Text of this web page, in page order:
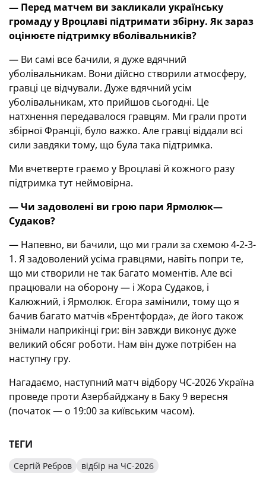
— Перед матчем ви закликали українську
громаду у Вроцлаві підтримати збірну. Як зараз
оцінюєте підтримку вболівальників?
— Ви самі все бачили, я дуже вдячний
уболівальникам. Вони дійсно створили атмосферу,
гравці це відчували. Дуже вдячний усім
уболівальникам, хто прийшов сьогодні. Це
натхнення передавалося гравцям. Ми грали проти
збірної Франції, було важко. Але гравці віддали всі
сили завдяки тому, що була така підтримка.
Ми вчетверте граємо у Вроцлаві й кожного разу
підтримка тут неймовірна.
— Чи задоволені ви грою пари Ярмолюк—
Судаков?
— Напевно, ви бачили, що ми грали за схемою 4-2-3-
1. Я задоволений усіма гравцями, навіть попри те,
що ми створили не так багато моментів. Але всі
працювали на оборону — і Жора Судаков, і
Калюжний, і Ярмолюк. Єгора замінили, тому що я
бачив багато матчів «Брентфорда», де його також
знімали наприкінці гри: він завжди виконує дуже
великий обсяг роботи. Нам він дуже потрібен на
наступну гру.
Нагадаємо, наступний матч відбору ЧС-2026 Україна
проведе проти Азербайджану в Баку 9 вересня
(початок — о 19:00 за київським часом).
ТЕГИ
Сергій Ребров відбір на ЧС-2026